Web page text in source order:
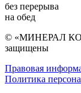
без перерыва
на обед
© «МИНЕРАЛ
защищены
Правовая
Политика